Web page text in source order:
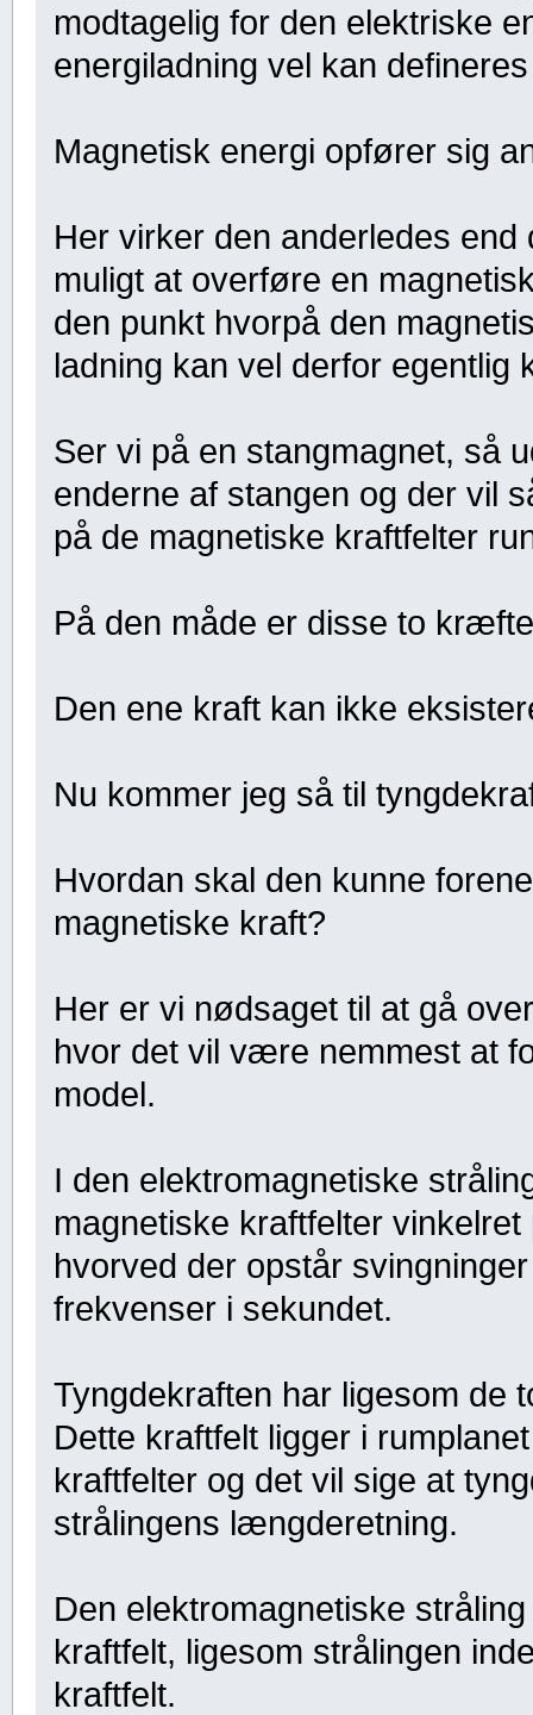
modtagelig for den elektriske
energiladning vel kan
Magnetisk energi opfører sig
Her virker den anderledes
muligt at overføre en
den punkt hvorpå den
ladning kan vel derfor egentlig
Ser vi på en stangmagnet, så
enderne af stangen og der vil
på de magnetiske kraftfelter
På den måde er disse to
Den ene kraft kan ikke
Nu kommer jeg så til
Hvordan skal den kunne
magnetiske kraft?
Her er vi nødsaget til at gå
hvor det vil være nemmest at
model.
I den elektromagnetiske
magnetiske kraftfelter
hvorved der opstår
frekvenser i sekundet.
Tyngdekraften har ligesom
Dette kraftfelt ligger i
kraftfelter og det vil sige at
strålingens længderetning.
Den elektromagnetiske
kraftfelt, ligesom strålingen
kraftfelt.